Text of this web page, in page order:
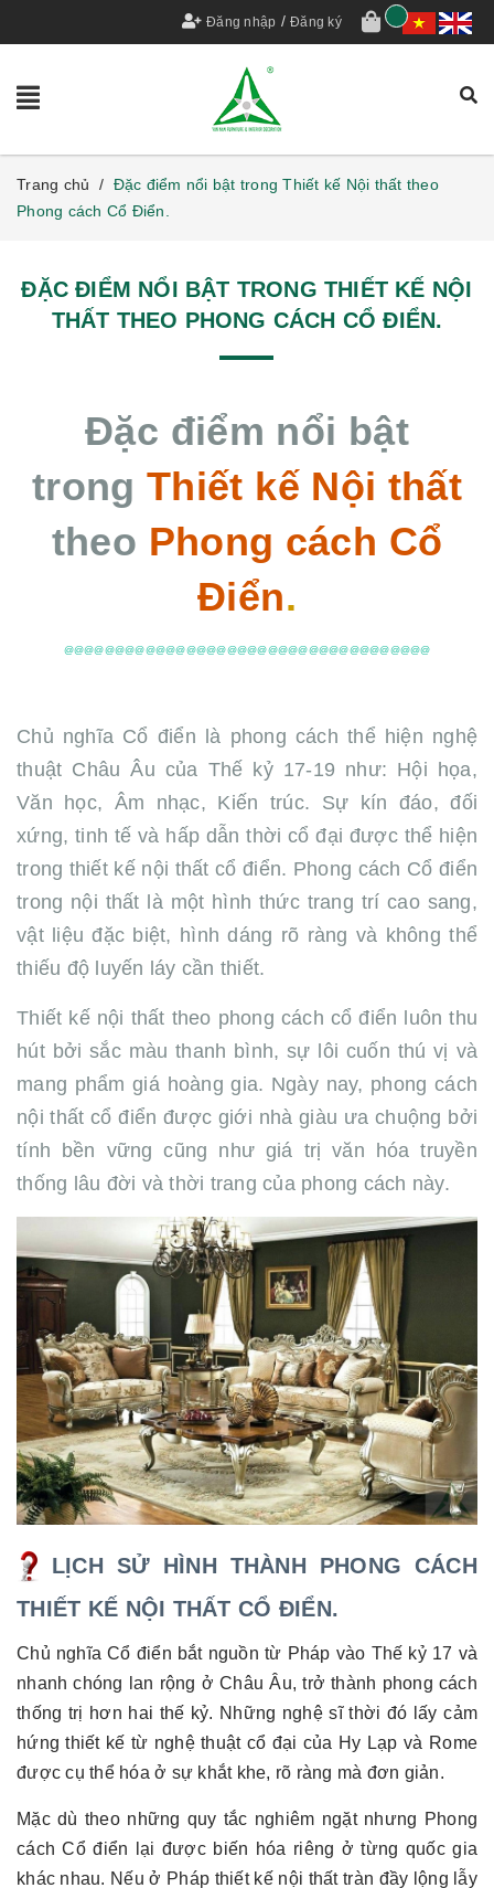
Đăng nhập / Đăng ký
Trang chủ / Đặc điểm nổi bật trong Thiết kế Nội thất theo
Phong cách Cổ Điển.
ĐẶC ĐIỂM NỔI BẬT TRONG THIẾT KẾ NỘI
THẤT THEO PHONG CÁCH CỔ ĐIỂN.
Đặc điểm nổi bật
trongThiết kế Nội thất
theo Phong cách Cổ
Điển.
@@@@@@@@@@@@@@@@@@@@@@@@@@@@@@@@@@@@
Chủ nghĩa Cổ điển là phong cách thể hiện nghệ
thuật Châu Âu của Thế kỷ 17-19 như: Hội họa,
Văn học, Âm nhạc, Kiến trúc. Sự kín đáo, đối
xứng, tinh tế và hấp dẫn thời cổ đại được thể hiện
trong thiết kế nội thất cổ điển. Phong cách Cổ điển
trong nội thất là một hình thức trang trí cao sang,
vật liệu đặc biệt, hình dáng rõ ràng và không thể
thiếu độ luyến láy cần thiết.
Thiết kế nội thất theo phong cách cổ điển luôn thu
hút bởi sắc màu thanh bình, sự lôi cuốn thú vị và
mang phẩm giá hoàng gia. Ngày nay, phong cách
nội thất cổ điển được giới nhà giàu ưa chuộng bởi
tính bền vững cũng như giá trị văn hóa truyền
thống lâu đời và thời trang của phong cách này.
LỊCH SỬ HÌNH THÀNH PHONG CÁCH
THIẾT KẾ NỘI THẤT CỔ ĐIỂN.
Chủ nghĩa Cổ điển bắt nguồn từ Pháp vào Thế kỷ 17 và
nhanh chóng lan rộng ở Châu Âu, trở thành phong cách
thống trị hơn hai thế kỷ. Những nghệ sĩ thời đó lấy cảm
hứng thiết kế từ nghệ thuật cổ đại của Hy Lạp và Rome
được cụ thể hóa ở sự khắt khe, rõ ràng mà đơn giản.
Mặc dù theo những quy tắc nghiêm ngặt nhưng Phong
cách Cổ điển lại được biến hóa riêng ở từng quốc gia
khác nhau. Nếu ở Pháp thiết kế nội thất tràn đầy lộng lẫy